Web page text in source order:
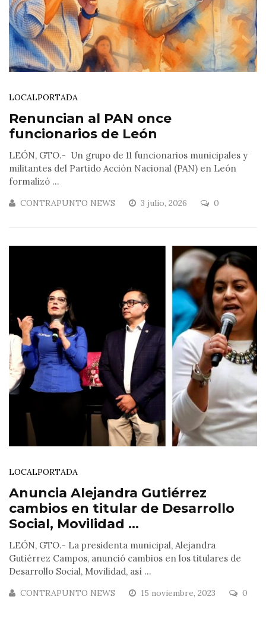
LOCALPORTADA
Renuncian al PAN once
funcionarios de León
LEÓN, GTO.- Un grupo de 11 funcionarios municipales y
militantes del Partido Acción Nacional (PAN) en León
formalizó ...
CONTRAPUNTO NEWS 3 julio, 2026 0
LOCALPORTADA
Anuncia Alejandra Gutiérrez
cambios en titular de Desarrollo
Social, Movilidad ...
LEÓN, GTO.- La presidenta municipal, Alejandra
Gutiérrez Campos, anunció cambios en los titulares de
Desarrollo Social, Movilidad, así ...
CONTRAPUNTO NEWS 15 noviembre, 2023 0